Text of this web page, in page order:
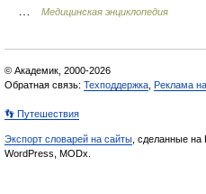
Медицинская энциклопедия
© Академик, 2000-2026
Обратная связь: Техподдержка Реклама
👣 Путешествия
Экспорт словарей на сайты , сделанные на
WordPress, MODx.